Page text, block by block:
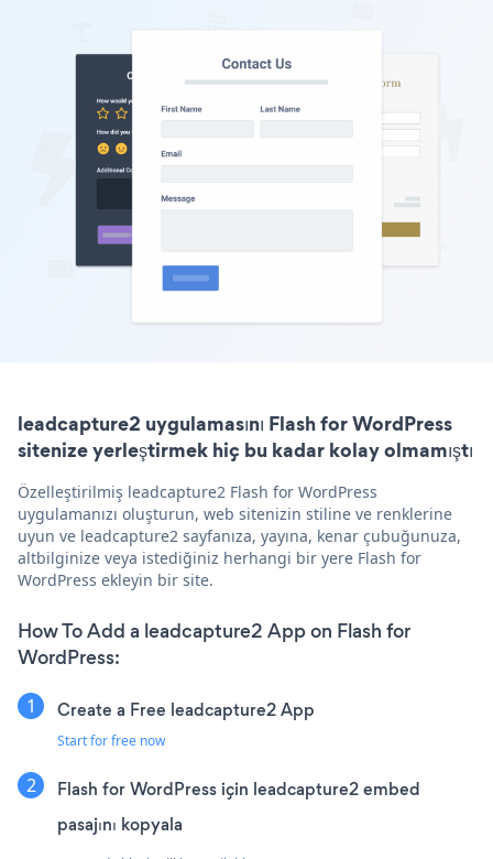
leadcapture2 uygulamasını Flash for WordPress
sitenize yerleştirmek hiç bu kadar kolay olmamıştı
Özelleştirilmiş leadcapture2 Flash for WordPress
uygulamanızı oluşturun, web sitenizin stiline ve renklerine
uyun ve leadcapture2 sayfanıza, yayına, kenar çubuğunuza,
altbilginize veya istediğiniz herhangi bir yere Flash for
WordPress ekleyin bir site.
How To Add a leadcapture2 App on Flash for
WordPress:
Create a Free leadcapture2 App
Start for free now
Flash for WordPress için leadcapture2 embed
pasajını kopyala